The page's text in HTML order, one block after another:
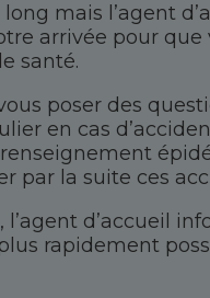
mais l’agent
arrivée pour
santé.
poser des
en cas
par la suite ces
l’agent d’accueil
rapidement